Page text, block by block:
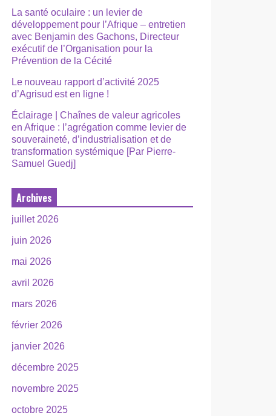
La santé oculaire : un levier de
développement pour l’Afrique – entretien
avec Benjamin des Gachons, Directeur
exécutif de l’Organisation pour la
Prévention de la Cécité
Le nouveau rapport d’activité 2025
d’Agrisud est en ligne !
Éclairage | Chaînes de valeur agricoles
en Afrique : l’agrégation comme levier de
souveraineté, d’industrialisation et de
transformation systémique [Par Pierre-
Samuel Guedj]
Archives
juillet 2026
juin 2026
mai 2026
avril 2026
mars 2026
février 2026
janvier 2026
décembre 2025
novembre 2025
octobre 2025